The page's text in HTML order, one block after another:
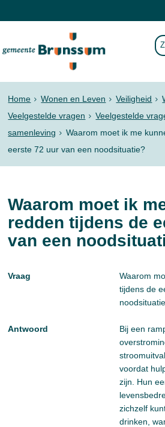
Home Wonen en Leven Veiligheid
Veelgestelde vragen
Veelgestelde
samenleving
Waarom moet ik me
eerste 72 uur van een noodsituatie?
Waarom moet ik
redden tijdens de
van een
Vraag
Waarom
tijdens de
Antwoord
Bij een
voordat
zijn. Hun
zichzelf
drinken,